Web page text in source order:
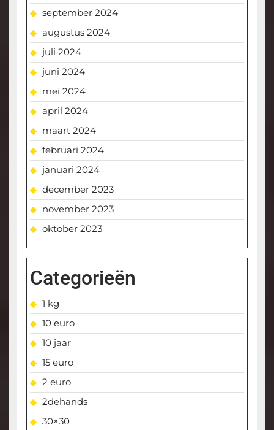
september 2024
augustus 2024
juli 2024
juni 2024
mei 2024
april 2024
maart 2024
februari 2024
januari 2024
december 2023
november 2023
oktober 2023
Categorieën
1 kg
10 euro
10 jaar
15 euro
2 euro
2dehands
30×30